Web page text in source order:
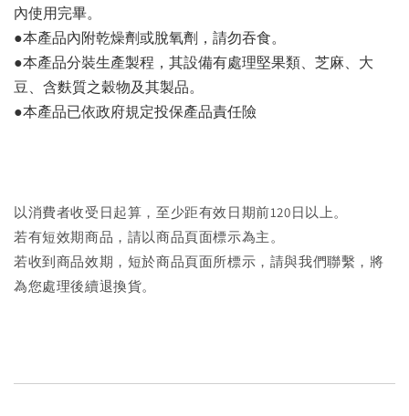
內使用完畢。
●本產品內附乾燥劑或脫氧劑，請勿吞食。
●本產品分裝生產製程，其設備有處理堅果類、芝麻、大
豆、含麩質之穀物及其製品。
●本產品已依政府規定投保產品責任險
以消費者收受日起算，至少距有效日期前120日以上。
若有短效期商品，請以商品頁面標示為主。
若收到商品效期，短於商品頁面所標示，請與我們聯繫，將
為您處理後續退換貨。